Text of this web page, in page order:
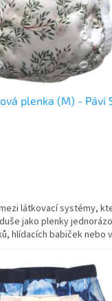
plenka (M) - Pávi
látkovací systémy,
jako plenky
hlídacích babiček nebo